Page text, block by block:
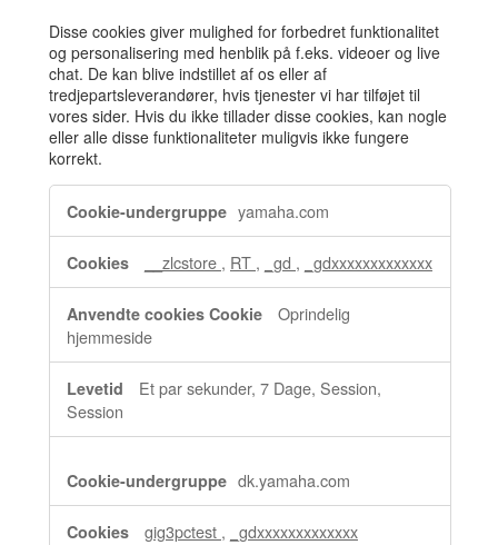
Disse cookies giver mulighed for forbedret funktionalitet
og personalisering med henblik på f.eks. videoer og live
chat. De kan blive indstillet af os eller af
tredjepartsleverandører, hvis tjenester vi har tilføjet til
vores sider. Hvis du ikke tillader disse cookies, kan nogle
eller alle disse funktionaliteter muligvis ikke fungere
korrekt.
cookies
yamaha.com
__zlcstore , RT , _gd , _gdxxxxxxxxxxxxx
Oprindelig
hjemmeside
Et par sekunder, 7 Dage, Session,
Session
dk.yamaha.com
gig3pctest , _gdxxxxxxxxxxxxx